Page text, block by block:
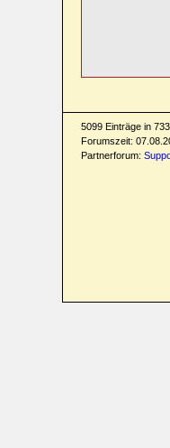
5099 Einträge in
Forumszeit:
Partnerforum: